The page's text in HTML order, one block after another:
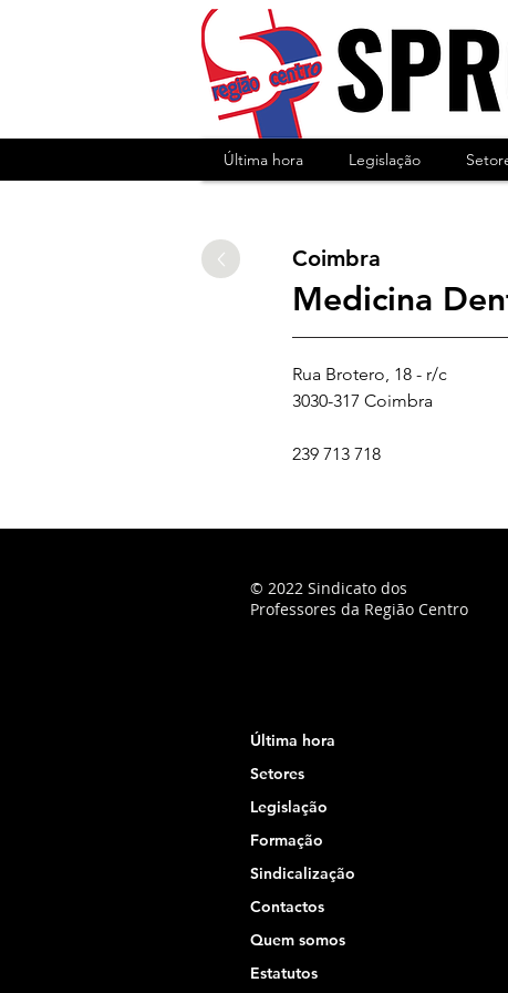
Última hora Legislação
Coimbra
Medicina
Rua Brotero, 18 - r/c
3030-317 Coimbra
239 713 718
© 2022 Sindicato dos
Professores da Região Centro
Última hora
Setores
Legislação
Formação
Sindicalização
Contactos
Quem somos
Estatutos